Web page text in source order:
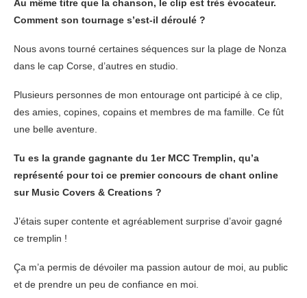
Au même titre que la chanson, le clip est très évocateur.
Comment son tournage s’est-il déroulé ?
Nous avons tourné certaines séquences sur la plage de Nonza
dans le cap Corse, d’autres en studio.
Plusieurs personnes de mon entourage ont participé à ce clip,
des amies, copines, copains et membres de ma famille. Ce fût
une belle aventure.
Tu es la grande gagnante du 1er MCC Tremplin, qu’a
représenté pour toi ce premier concours de chant online
sur Music Covers & Creations ?
J’étais super contente et agréablement surprise d’avoir gagné
ce tremplin !
Ça m’a permis de dévoiler ma passion autour de moi, au public
et de prendre un peu de confiance en moi.